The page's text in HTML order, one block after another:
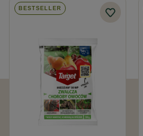
BESTSELLER